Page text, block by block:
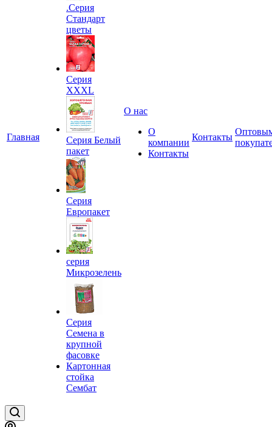
Главная
.Серия
Стандарт
цветы
Серия
XXXL
Серия Белый
пакет
Серия
Европакет
серия
Микрозелень
Серия
Семена в
крупной
фасовке
Картонная
стойка
Сембат
О нас
О
компании
Контакты
Контакты